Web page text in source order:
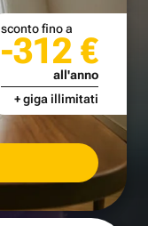
sconto fino a
-312 €
all'anno
+ giga illimitati